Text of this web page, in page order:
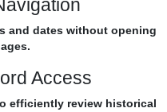
and dates without opening
Access
efficiently review historical